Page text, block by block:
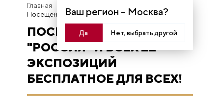
Ваш регион – Москва?
Да Нет, выбрать другой
Главная
ПОСЕЩЕНИЕ ВЫСТАВКИ
"РОССИЯ" И ВСЕХ ЕЁ
ЭКСПОЗИЦИЙ
БЕСПЛАТНОЕ ДЛЯ ВСЕХ!